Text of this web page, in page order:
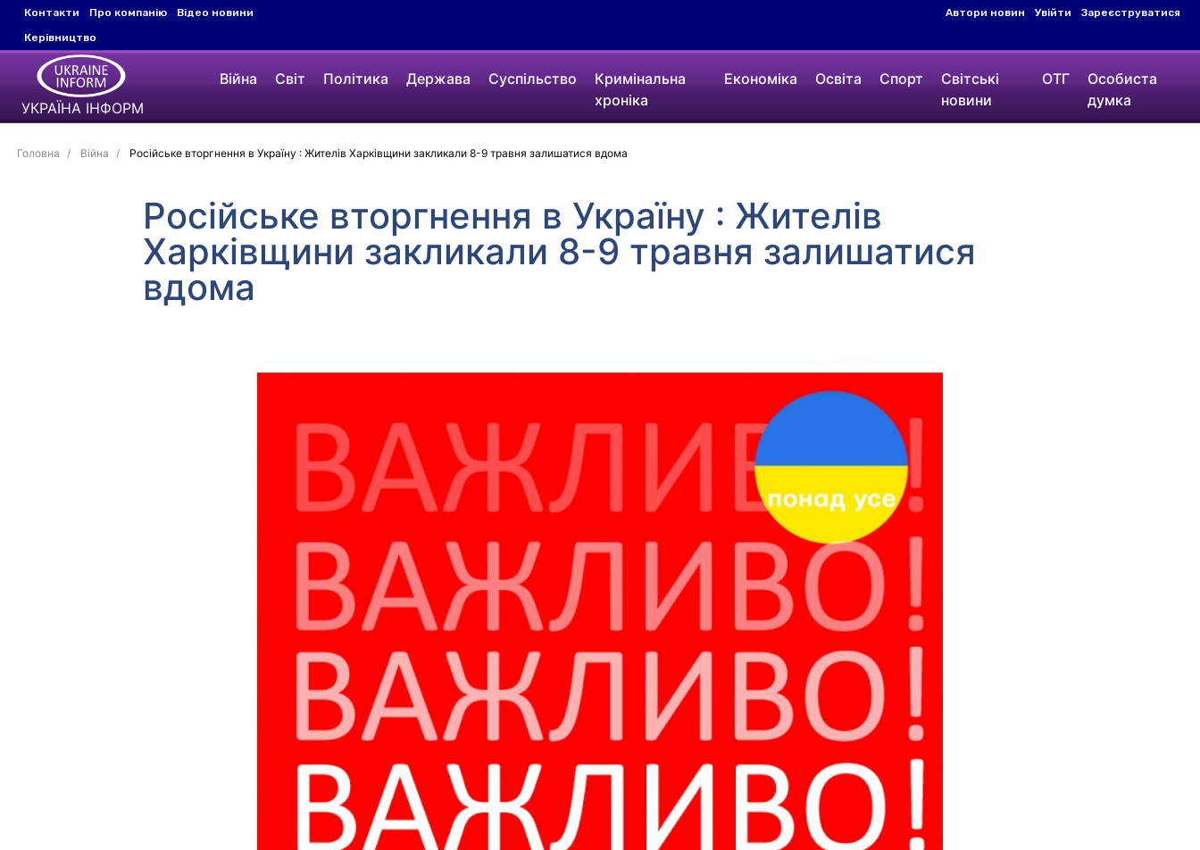
Контакти Про компанію
Відео новини
Керівництво
Автори новин Увійти Зареєструватися
УКРАЇНА ІНФОРМ
Війна Світ Політика Держава Суспільство
Кримінальна
хроніка
Економіка Освіта Спорт
Світські
новини
ОТГ
Особиста
думка
Головна Війна Російське вторгнення в Україну : Жителів Харківщини закликали 8-9 травня залишатися вдома
Російське вторгнення в Україну : Жителів
Харківщини закликали 8-9 травня залишатися
вдома